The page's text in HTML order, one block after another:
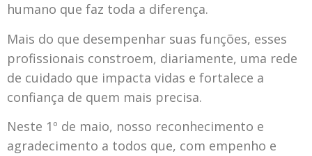
humano que faz toda a diferença.
Mais do que desempenhar suas funções, esses
profissionais constroem, diariamente, uma rede
de cuidado que impacta vidas e fortalece a
confiança de quem mais precisa.
Neste 1º de maio, nosso reconhecimento e
agradecimento a todos que, com empenho e